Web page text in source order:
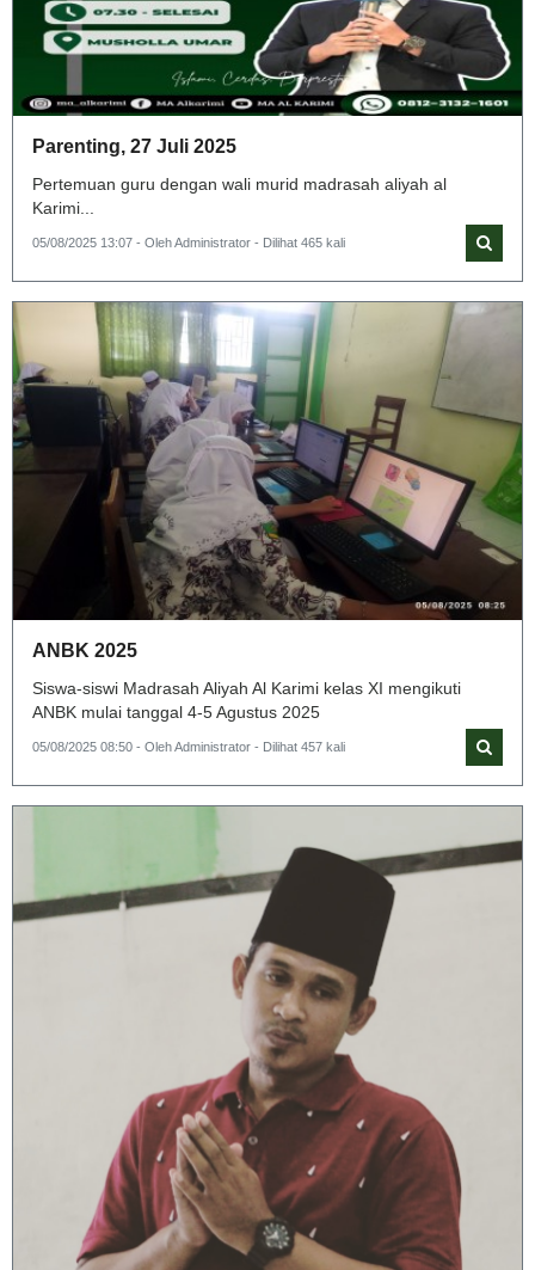
Parenting, 27 Juli 2025
Pertemuan guru dengan wali murid madrasah aliyah al
Karimi...
05/08/2025 13:07 - Oleh Administrator - Dilihat 465 kali
ANBK 2025
Siswa-siswi Madrasah Aliyah Al Karimi kelas XI mengikuti
ANBK mulai tanggal 4-5 Agustus 2025
05/08/2025 08:50 - Oleh Administrator - Dilihat 457 kali